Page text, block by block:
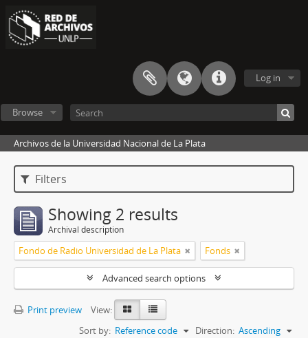
Log in
Browse
Archivos de la Universidad Nacional de La Plata
Filters
Showing 2 results
Archival description
Fondo de Radio Universidad de La Plata Fonds
Advanced search options
Print preview
View:
Sort by: Reference code Direction: Ascending